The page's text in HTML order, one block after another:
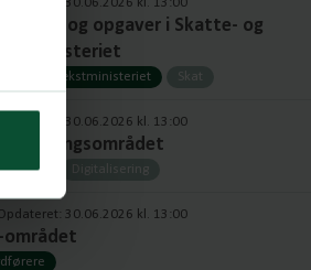
og opgaver i Skatte- og
og Vækstministeriet Skat
Opdateret: 30.06.2026 kl. 13:00
Digitalisering
30.06.2026 kl. 13:00
området